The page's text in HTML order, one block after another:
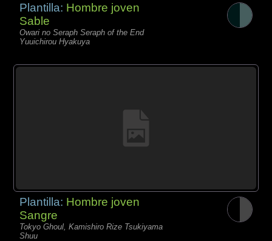
Plantilla: Hombre joven
Sable
Owari no Seraph Seraph of the End
Yuuichirou Hyakuya
Plantilla: Hombre joven
Sangre
Tokyo Ghoul, Kamishiro Rize Tsukiyama
Shuu